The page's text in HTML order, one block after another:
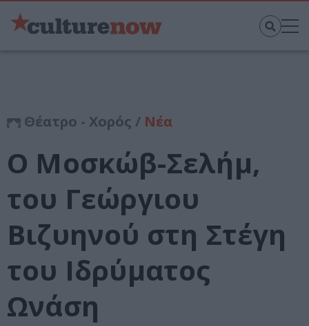
Θέατρο - Χορός / Νέα
Ο Μοσκώβ-Σελήμ,
του Γεώργιου
Βιζυηνού στη Στέγη
του Ιδρύματος
Ωνάση